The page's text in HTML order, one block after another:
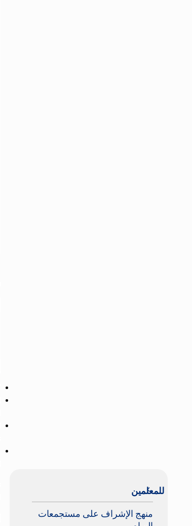
keyboard_arrow_left
للمعلمين
منهج الإشراف على مستجمعات